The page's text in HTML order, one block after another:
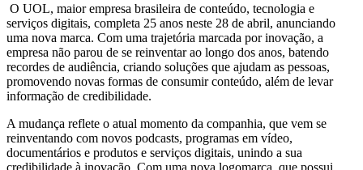
O UOL, maior empresa brasileira de conteúdo, tecnologia e
serviços digitais, completa 25 anos neste 28 de abril, anunciando
uma nova marca. Com uma trajetória marcada por inovação, a
empresa não parou de se reinventar ao longo dos anos, batendo
recordes de audiência, criando soluções que ajudam as pessoas,
promovendo novas formas de consumir conteúdo, além de levar
informação de credibilidade.
A mudança reflete o atual momento da companhia, que vem se
reinventando com novos podcasts, programas em vídeo,
documentários e produtos e serviços digitais, unindo a sua
credibilidade à inovação. Com uma nova logomarca, que possui